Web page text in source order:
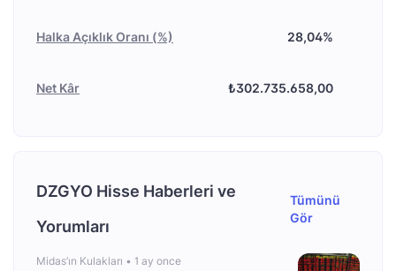
Halka Açıklık Oranı (%) 28,04%
Net Kâr ₺302.735.658,00
DZGYO Hisse Haberleri ve
Yorumları
Tümünü
Gör
Midas’ın Kulakları • 1 ay once